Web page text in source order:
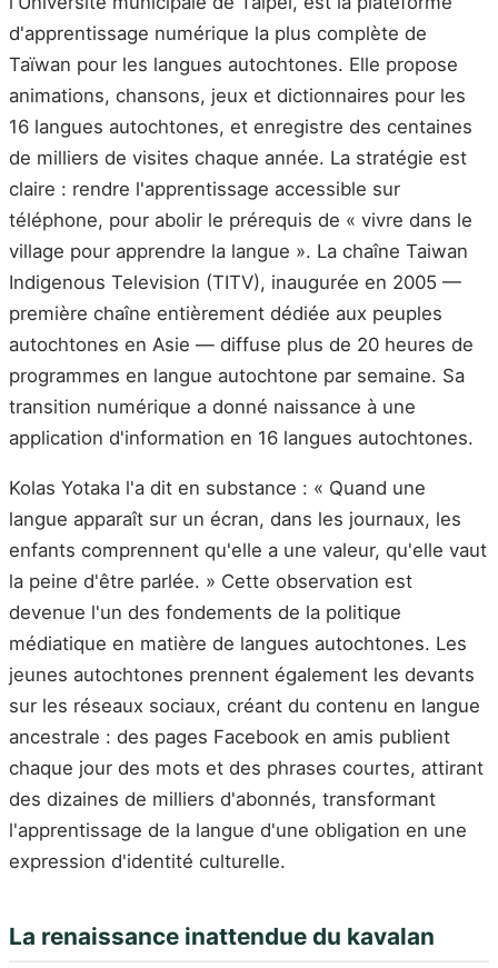
d'apprentissage numérique la plus complète de
Taïwan pour les langues autochtones. Elle propose
animations, chansons, jeux et dictionnaires pour les
16 langues autochtones, et enregistre des centaines
de milliers de visites chaque année. La stratégie est
claire : rendre l'apprentissage accessible sur
téléphone, pour abolir le prérequis de « vivre dans le
village pour apprendre la langue ». La chaîne Taiwan
Indigenous Television (TITV), inaugurée en 2005 —
première chaîne entièrement dédiée aux peuples
autochtones en Asie — diffuse plus de 20 heures de
programmes en langue autochtone par semaine. Sa
transition numérique a donné naissance à une
application d'information en 16 langues autochtones.
Kolas Yotaka l'a dit en substance : « Quand une
langue apparaît sur un écran, dans les journaux, les
enfants comprennent qu'elle a une valeur, qu'elle vaut
la peine d'être parlée. » Cette observation est
devenue l'un des fondements de la politique
médiatique en matière de langues autochtones. Les
jeunes autochtones prennent également les devants
sur les réseaux sociaux, créant du contenu en langue
ancestrale : des pages Facebook en amis publient
chaque jour des mots et des phrases courtes, attirant
des dizaines de milliers d'abonnés, transformant
l'apprentissage de la langue d'une obligation en une
expression d'identité culturelle.
La renaissance inattendue du kavalan